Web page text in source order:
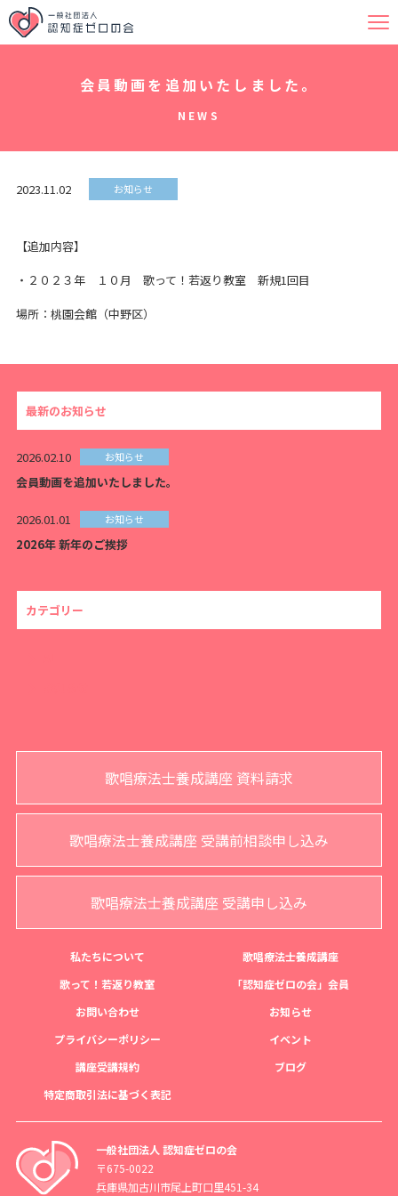
会員動画を追加いたしました。
NEWS
2023.11.02 お知らせ
【追加内容】
・２０２３年 １０月 歌って！若返り教室 新規1回目
場所：桃園会館（中野区）
最新のお知らせ
2026.02.10 お知らせ
会員動画を追加いたしました。
2026.01.01 お知らせ
2026年 新年のご挨拶
カテゴリー
歌唱療法士養成講座 資料請求
歌唱療法士養成講座 受講前相談申し込み
歌唱療法士養成講座 受講申し込み
私たちについて
歌唱療法士養成講座
歌って！若返り教室
「認知症ゼロの会」会員
お問い合わせ
プライバシーポリシー
講座受講規約
特定商取引法に基づく表記
お知らせ
イベント
ブログ
一般社団法人 認知症ゼロの会
〒675-0022
兵庫県加古川市尾上町口里451-34